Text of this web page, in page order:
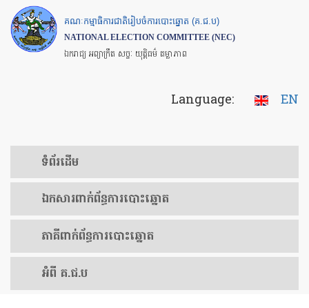
Skip
to
main
គណៈកម្មាធិការជាតិរៀបចំការបោះឆ្នោត (គ.ជ.ប)
NATIONAL ELECTION COMMITTEE (NEC)
ឯករាជ្យ អព្យាក្រឹត សច្ចៈ យុត្តិធម៌ តម្លាភាព
Language: EN
ទំព័រ​ដើម
ឯកសារ​ពាក់ព័ន្ធ​ការ​បោះឆ្នោត
​ភាគីពាក់ព័ន្ធ​​ការ​បោះឆ្នោត
អំពី គ.ជ.ប